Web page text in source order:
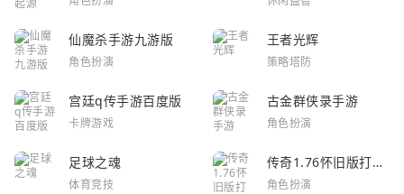
仙魔杀手游九游版
角色扮演
王者光辉
策略塔防
宫廷q传手游百度版
卡牌游戏
古金群侠录手游
角色扮演
足球之魂
体育竞技
传奇1.76怀旧版打金
服
角色扮演